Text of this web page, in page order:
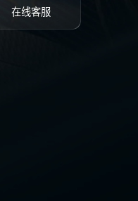
在线客服